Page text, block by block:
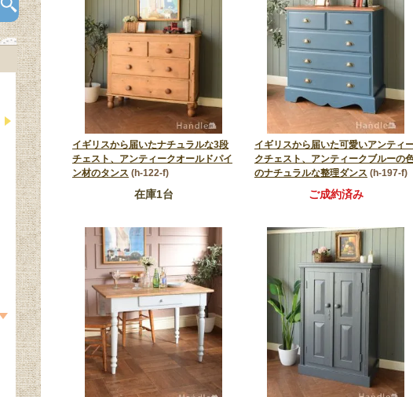
イギリスから届いたナチュラルな3段
チェスト、アンティークオールドパイ
ン材のタンス (h-122-f)
在庫1台
イギリスから届いた可愛いアンティ
クチェスト、アンティークブルーの
のナチュラルな整理ダンス (h-197-f)
ご成約済み